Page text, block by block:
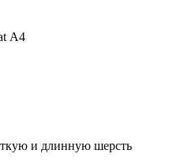
А4
и длинную шерсть